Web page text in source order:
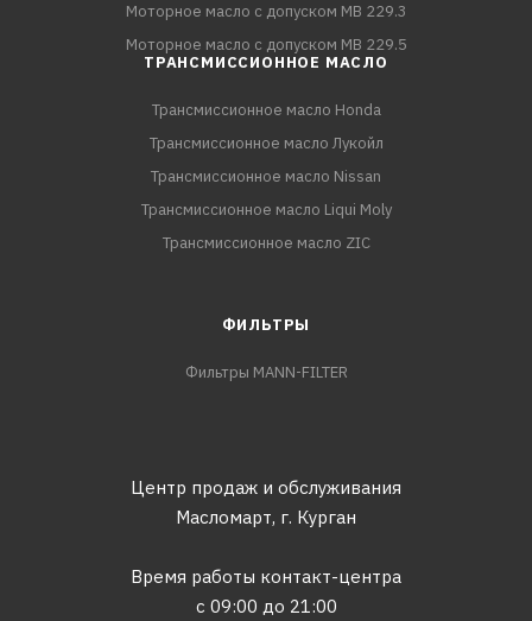
Моторное масло с допуском MB 229.3
Моторное масло с допуском MB 229.5
ТРАНСМИССИОННОЕ МАСЛО
Трансмиссионное масло Honda
Трансмиссионное масло Лукойл
Трансмиссионное масло Nissan
Трансмиссионное масло Liqui Moly
Трансмиссионное масло ZIC
ФИЛЬТРЫ
Фильтры MANN-FILTER
Центр продаж и обслуживания
Масломарт, г. Курган
Время работы контакт-центра
с 09:00 до 21:00